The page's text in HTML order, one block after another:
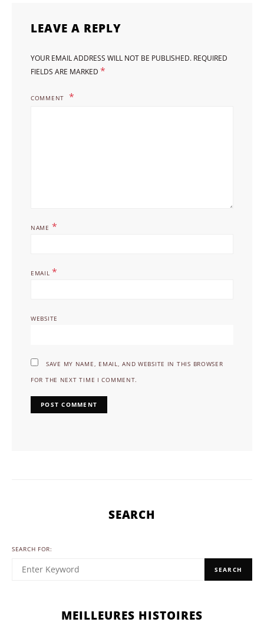
LEAVE A REPLY
YOUR EMAIL ADDRESS WILL NOT BE PUBLISHED. REQUIRED
FIELDS ARE MARKED *
COMMENT
NAME *
EMAIL *
WEBSITE
SAVE MY NAME, EMAIL, AND WEBSITE IN THIS BROWSER
FOR THE NEXT TIME I COMMENT.
SEARCH
SEARCH FOR:
SEARCH
MEILLEURES HISTOIRES